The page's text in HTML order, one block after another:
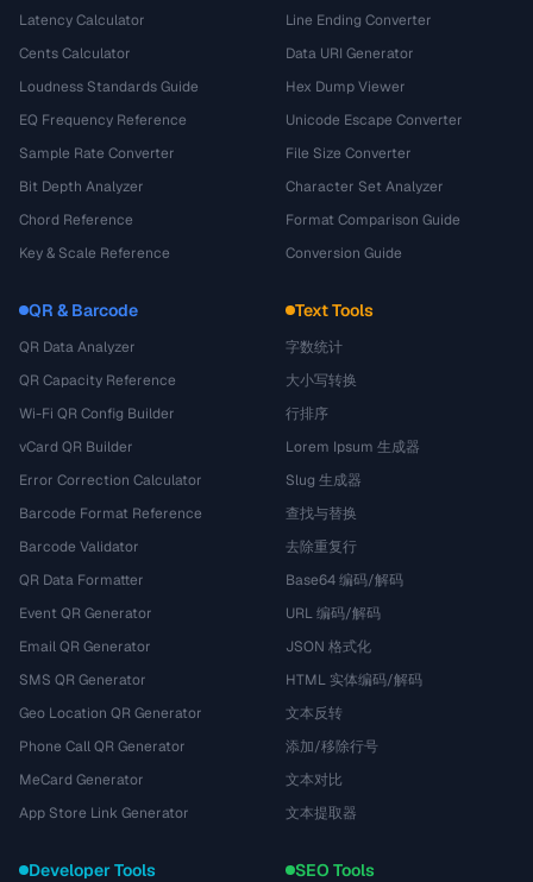
Latency Calculator
Cents Calculator
Loudness Standards Guide
EQ Frequency Reference
Sample Rate Converter
Bit Depth Analyzer
Chord Reference
Key & Scale Reference
Line Ending Converter
Data URI Generator
Hex Dump Viewer
Unicode Escape Converter
File Size Converter
Character Set Analyzer
Format Comparison Guide
Conversion Guide
QR & Barcode
QR Data Analyzer
QR Capacity Reference
Wi-Fi QR Config Builder
vCard QR Builder
Error Correction Calculator
Barcode Format Reference
Barcode Validator
QR Data Formatter
Event QR Generator
Email QR Generator
SMS QR Generator
Geo Location QR Generator
Phone Call QR Generator
MeCard Generator
App Store Link Generator
Text Tools
字数统计
大小写转换
行排序
Lorem Ipsum 生成器
Slug 生成器
查找与替换
去除重复行
Base64 编码/解码
URL 编码/解码
JSON 格式化
HTML 实体编码/解码
文本反转
添加/移除行号
文本对比
文本提取器
Developer Tools SEO Tools